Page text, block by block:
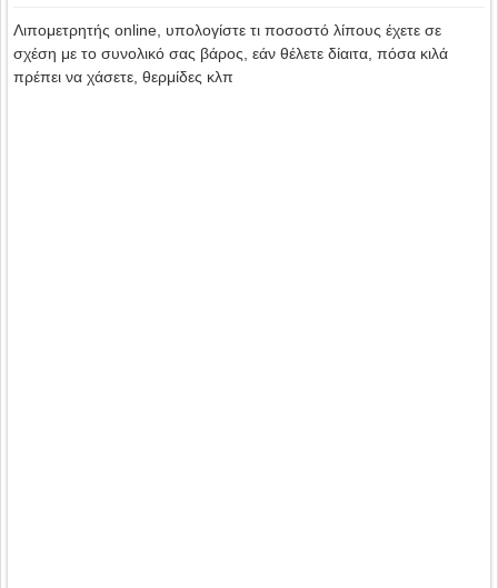
Λιπομετρητής online, υπολογίστε τι ποσοστό λίπους έχετε σε
σχέση με το συνολικό σας βάρος, εάν θέλετε δίαιτα, πόσα κιλά
πρέπει να χάσετε, θερμίδες κλπ